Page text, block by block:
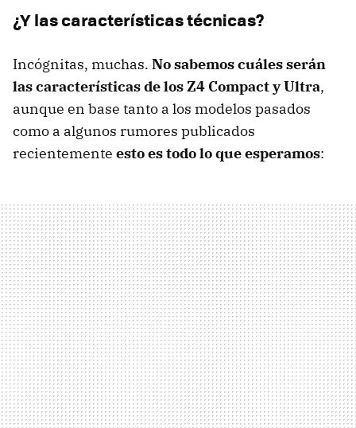
¿Y las características técnicas?
Incógnitas, muchas. No sabemos cuáles serán
las características de los Z4 Compact y Ultra,
aunque en base tanto a los modelos pasados
como a algunos rumores publicados
recientemente esto es todo lo que esperamos: